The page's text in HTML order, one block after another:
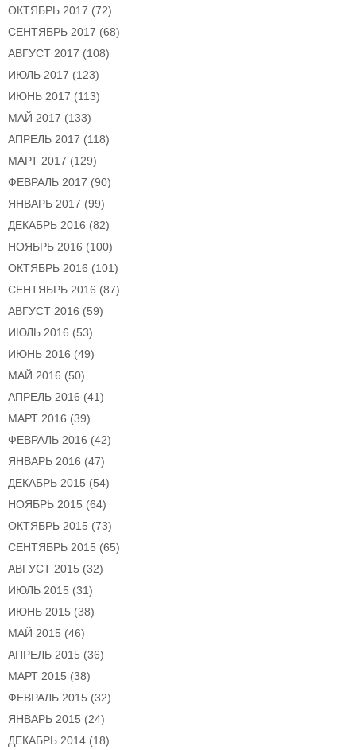
ОКТЯБРЬ 2017 (72)
СЕНТЯБРЬ 2017 (68)
АВГУСТ 2017 (108)
ИЮЛЬ 2017 (123)
ИЮНЬ 2017 (113)
МАЙ 2017 (133)
АПРЕЛЬ 2017 (118)
МАРТ 2017 (129)
ФЕВРАЛЬ 2017 (90)
ЯНВАРЬ 2017 (99)
ДЕКАБРЬ 2016 (82)
НОЯБРЬ 2016 (100)
ОКТЯБРЬ 2016 (101)
СЕНТЯБРЬ 2016 (87)
АВГУСТ 2016 (59)
ИЮЛЬ 2016 (53)
ИЮНЬ 2016 (49)
МАЙ 2016 (50)
АПРЕЛЬ 2016 (41)
МАРТ 2016 (39)
ФЕВРАЛЬ 2016 (42)
ЯНВАРЬ 2016 (47)
ДЕКАБРЬ 2015 (54)
НОЯБРЬ 2015 (64)
ОКТЯБРЬ 2015 (73)
СЕНТЯБРЬ 2015 (65)
АВГУСТ 2015 (32)
ИЮЛЬ 2015 (31)
ИЮНЬ 2015 (38)
МАЙ 2015 (46)
АПРЕЛЬ 2015 (36)
МАРТ 2015 (38)
ФЕВРАЛЬ 2015 (32)
ЯНВАРЬ 2015 (24)
ДЕКАБРЬ 2014 (18)